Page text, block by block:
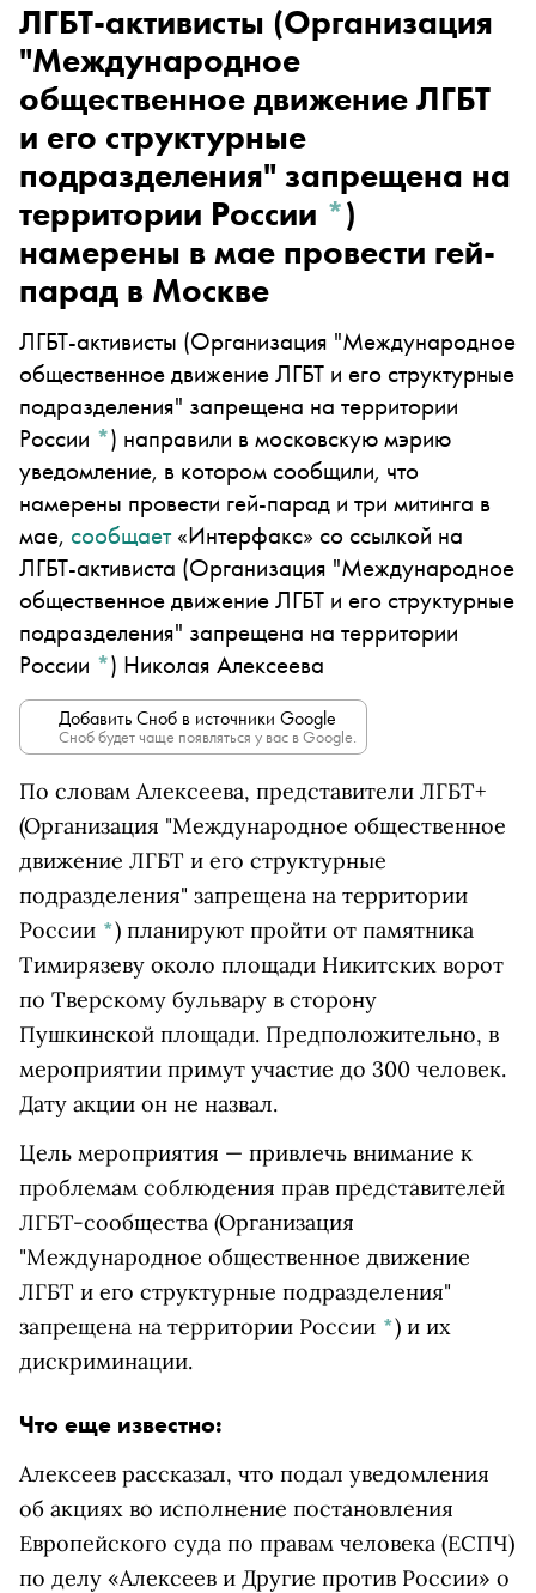
ЛГБТ-активисты (Организация
"Международное
общественное движение ЛГБТ
и его структурные
подразделения" запрещена на
территории России *)
намерены в мае провести гей-
парад в Москве
ЛГБТ-активисты (Организация "Международное
общественное движение ЛГБТ и его структурные
подразделения" запрещена на территории
России *) направили в московскую мэрию
уведомление, в котором сообщили, что
намерены провести гей-парад и три митинга в
мае, сообщает«Интерфакс» со ссылкой на
ЛГБТ-активиста (Организация "Международное
общественное движение ЛГБТ и его структурные
подразделения" запрещена на территории
России *) Николая Алексеева
Добавить Сноб в источники Google
Сноб будет чаще появляться у вас в Google.
По словам Алексеева, представители ЛГБТ+
(Организация "Международное общественное
движение ЛГБТ и его структурные
подразделения" запрещена на территории
России *) планируют пройти от памятника
Тимирязеву около площади Никитских ворот
по Тверскому бульвару в сторону
Пушкинской площади. Предположительно, в
мероприятии примут участие до 300 человек.
Дату акции он не назвал.
Цель мероприятия — привлечь внимание к
проблемам соблюдения прав представителей
ЛГБТ-сообщества (Организация
"Международное общественное движение
ЛГБТ и его структурные подразделения"
запрещена на территории России *) и их
дискриминации.
Что еще известно:
Алексеев рассказал, что подал уведомления
об акциях во исполнение постановления
Европейского суда по правам человека (ЕСПЧ)
по делу «Алексеев и Другие против России» о